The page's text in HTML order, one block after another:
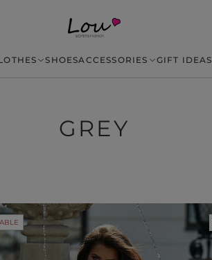
SHOESACCESSORIES GIFT IDEAS
GREY